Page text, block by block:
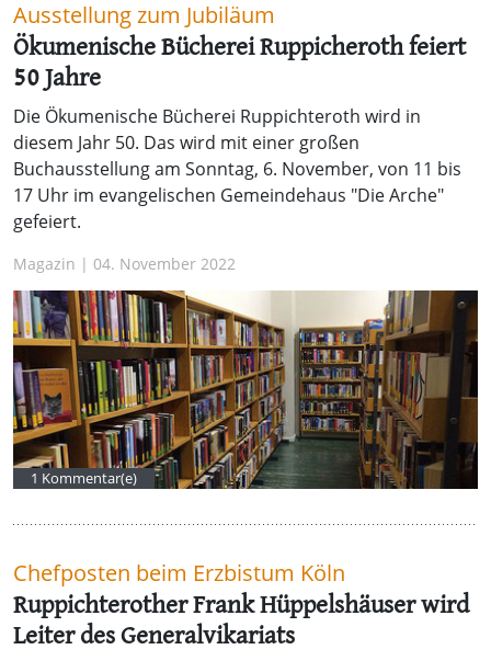
Ausstellung zum Jubiläum
Ökumenische Bücherei Ruppicheroth feiert
50 Jahre
Die Ökumenische Bücherei Ruppichteroth wird in
diesem Jahr 50. Das wird mit einer großen
Buchausstellung am Sonntag, 6. November, von 11 bis
17 Uhr im evangelischen Gemeindehaus "Die Arche"
gefeiert.
Magazin | 04. November 2022
1 Kommentar(e)
Chefposten beim Erzbistum Köln
Ruppichterother Frank Hüppelshäuser wird
Leiter des General­vikariats